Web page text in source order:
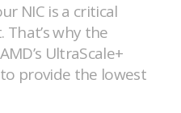
NIC is a critical
why the
UltraScale+
provide the lowest